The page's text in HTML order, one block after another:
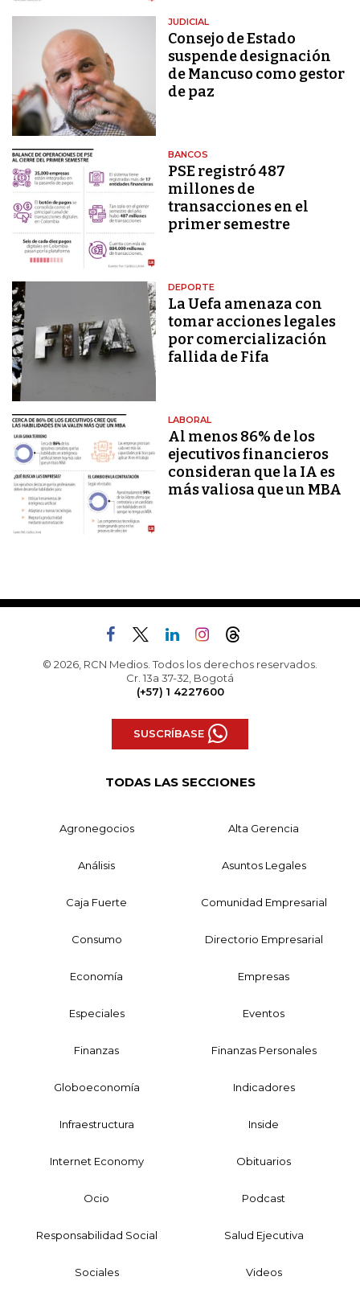
JUDICIAL
Consejo de Estado
suspende designación
de Mancuso como gestor
de paz
BANCOS
PSE registró 487
millones de
transacciones en el
primer semestre
DEPORTE
La Uefa amenaza con
tomar acciones legales
por comercialización
fallida de Fifa
LABORAL
Al menos 86% de los
ejecutivos financieros
consideran que la IA es
más valiosa que un MBA
© 2026, RCN Medios. Todos los derechos reservados.
Cr. 13a 37-32, Bogotá
(+57) 1 4227600
SUSCRÍBASE
TODAS LAS SECCIONES
Agronegocios Alta Gerencia
Análisis Asuntos Legales
Caja Fuerte Comunidad Empresarial
Consumo Directorio Empresarial
Economía Empresas
Especiales Eventos
Finanzas Finanzas Personales
Globoeconomía Indicadores
Infraestructura Inside
Internet Economy Obituarios
Ocio Podcast
Responsabilidad Social Salud Ejecutiva
Sociales Videos